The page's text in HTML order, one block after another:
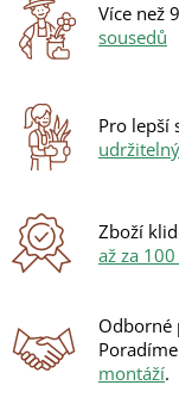
Více než
sousedů
Pro lepší
Zboží
až za
Odborné
montáží.